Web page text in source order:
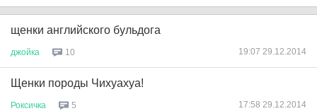
щенки английского бульдога
джойка 10 19:07 29.12.2014
Щенки породы Чихуахуа!
Роксичка 5 17:58 29.12.2014